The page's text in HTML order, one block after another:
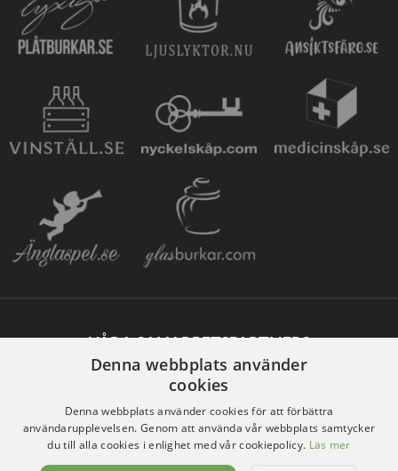
VÅRA SAMARBETSPARTNERS
Denna webbplats använder
cookies
Denna webbplats använder cookies för att förbättra
användarupplevelsen. Genom att använda vår webbplats samtycker
du till alla cookies i enlighet med vår cookiepolicy. Läs mer